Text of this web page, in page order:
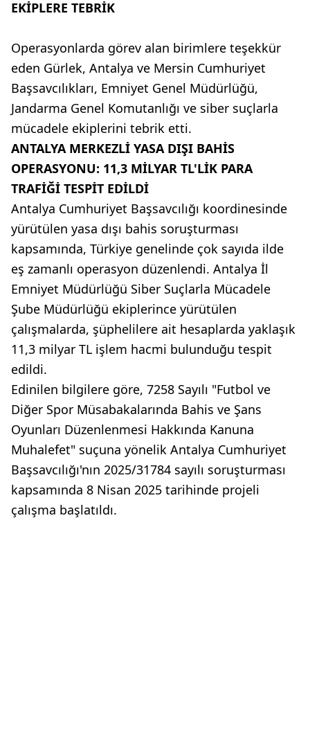
EKİPLERE TEBRİK
Operasyonlarda görev alan birimlere teşekkür
eden Gürlek, Antalya ve Mersin Cumhuriyet
Başsavcılıkları, Emniyet Genel Müdürlüğü,
Jandarma Genel Komutanlığı ve siber suçlarla
mücadele ekiplerini tebrik etti.
ANTALYA MERKEZLİ YASA DIŞI BAHİS
OPERASYONU: 11,3 MİLYAR TL'LİK PARA
TRAFİĞİ TESPİT EDİLDİ
Antalya Cumhuriyet Başsavcılığı koordinesinde
yürütülen yasa dışı bahis soruşturması
kapsamında, Türkiye genelinde çok sayıda ilde
eş zamanlı operasyon düzenlendi. Antalya İl
Emniyet Müdürlüğü Siber Suçlarla Mücadele
Şube Müdürlüğü ekiplerince yürütülen
çalışmalarda, şüphelilere ait hesaplarda yaklaşık
11,3 milyar TL işlem hacmi bulunduğu tespit
edildi.
Edinilen bilgilere göre, 7258 Sayılı "Futbol ve
Diğer Spor Müsabakalarında Bahis ve Şans
Oyunları Düzenlenmesi Hakkında Kanuna
Muhalefet" suçuna yönelik Antalya Cumhuriyet
Başsavcılığı'nın 2025/31784 sayılı soruşturması
kapsamında 8 Nisan 2025 tarihinde projeli
çalışma başlatıldı.